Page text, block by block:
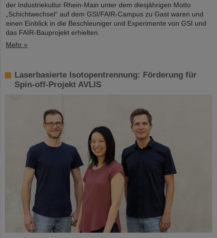
der Industriekultur Rhein-Main unter dem diesjährigen Motto
„Schichtwechsel“ auf dem GSI/FAIR-Campus zu Gast waren und
einen Einblick in die Beschleuniger und Experimente von GSI und
das FAIR-Bauprojekt erhielten.
Mehr »
Laserbasierte Isotopentrennung: Förderung für
Spin-off-Projekt AVLIS